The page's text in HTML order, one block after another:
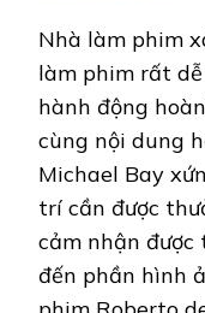
Nhà làm phim
làm phim rất
hành động
cùng nội dung
Michael Bay
trí cần được
cảm nhận được
đến phần hình